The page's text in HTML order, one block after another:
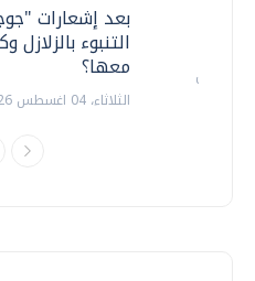
بعد إشعارات
التنبوء
معها؟
الثلاثاء، 04 اغسطس 2026 04:04 م